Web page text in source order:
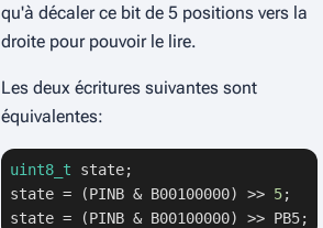
qu'à décaler ce bit de 5 positions vers la
droite pour pouvoir le lire.
Les deux écritures suivantes sont
équivalentes:
uint8_t state;
state = (PINB & B00100000) >> 5;
state = (PINB & B00100000) >> PB5;